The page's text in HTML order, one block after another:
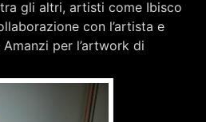
gli altri, artisti come Ibisco
con l’artista e
per l’artwork di